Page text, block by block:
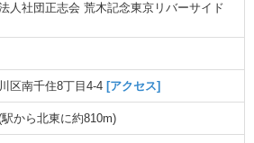
人社団正志会 荒木記念東京リバーサイド
区南千住8丁目4-4 [アクセス]
から北東に約810m)